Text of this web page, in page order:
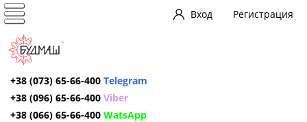
Вход Регистрация
+38 (073) 65-66-400 Telegram
+38 (096) 65-66-400 Viber
+38 (066) 65-66-400 WatsApp